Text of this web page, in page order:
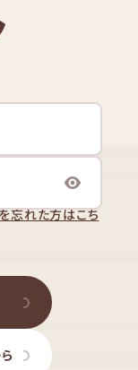
忘れた方はこち